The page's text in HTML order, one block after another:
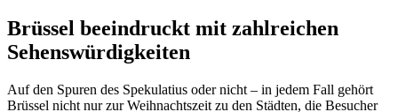
Brüssel beeindruckt mit zahlreichen
Sehenswürdigkeiten
Auf den Spuren des Spekulatius oder nicht – in jedem Fall gehört
Brüssel nicht nur zur Weihnachtszeit zu den Städten, die Besucher